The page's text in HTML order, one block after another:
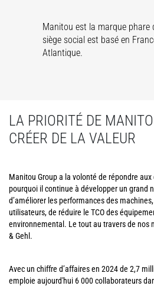
Manitou est la marque phare
siège social est basé en
Atlantique.
LA PRIORITÉ DE
CRÉER DE LA VALEUR
Manitou Group a la volonté de répondre
pourquoi il continue à développer un grand
d’améliorer les performances des
utilisateurs, de réduire le TCO des
environnemental. Le tout au travers de nos
& Gehl.
Avec un chiffre d’affaires en 2024 de 2,7
emploie aujourd'hui 6 000 collaborateurs